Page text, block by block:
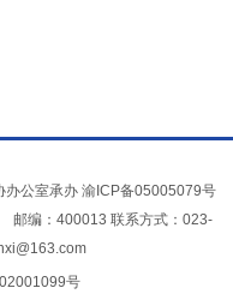
公室承办 渝ICP备05005079号
邮编：400013 联系方式：023-
号